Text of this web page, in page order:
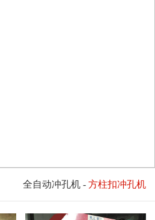
全自动冲孔机 - 方柱扣冲孔机